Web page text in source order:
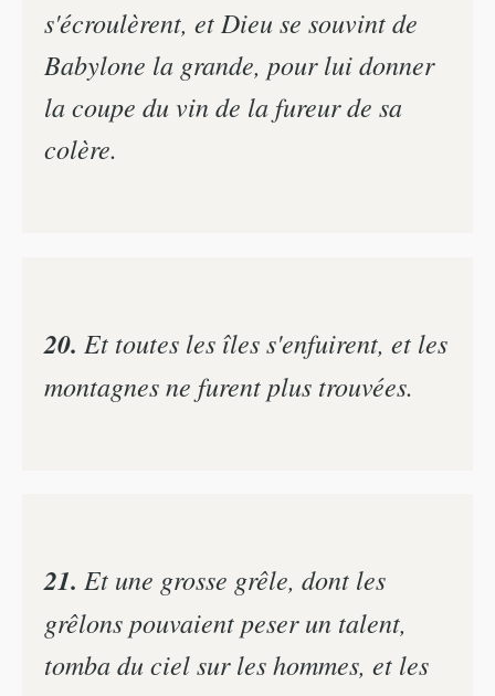
s'écroulèrent, et Dieu se souvint de
Babylone la grande, pour lui donner
la coupe du vin de la fureur de sa
colère.
20. Et toutes les îles s'enfuirent, et les
montagnes ne furent plus trouvées.
21. Et une grosse grêle, dont les
grêlons pouvaient peser un talent,
tomba du ciel sur les hommes, et les